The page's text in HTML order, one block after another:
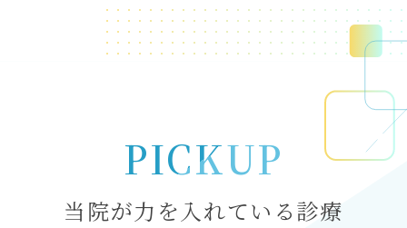
PICKUP
当院が力を入れている診療